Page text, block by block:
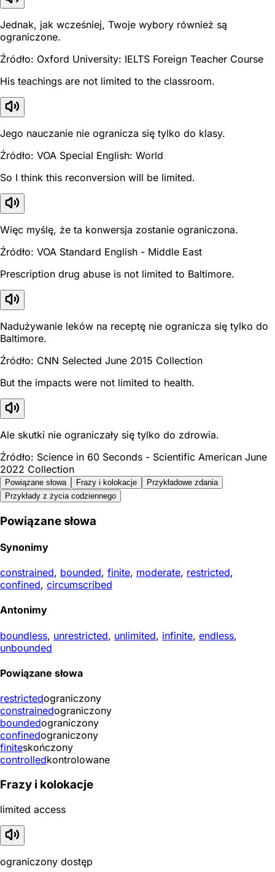
Jednak, jak wcześniej, Twoje wybory również są
ograniczone.
Źródło: Oxford University: IELTS Foreign Teacher Course
His teachings are not limited to the classroom.
Jego nauczanie nie ogranicza się tylko do klasy.
Źródło: VOA Special English: World
So I think this reconversion will be limited.
Więc myślę, że ta konwersja zostanie ograniczona.
Źródło: VOA Standard English - Middle East
Prescription drug abuse is not limited to Baltimore.
Nadużywanie leków na receptę nie ogranicza się tylko do
Baltimore.
Źródło: CNN Selected June 2015 Collection
But the impacts were not limited to health.
Ale skutki nie ograniczały się tylko do zdrowia.
Źródło: Science in 60 Seconds - Scientific American June
2022 Collection
Powiązane słowa Frazy i kolokacje
Przykładowe zdania
Przykłady z życia codziennego
Powiązane słowa
Synonimy
constrained, bounded, finite, moderate, restricted,
confined, circumscribed
Antonimy
boundless, unrestricted, unlimited, infinite, endless,
unbounded
Powiązane słowa
restrictedograniczony
constrainedograniczony
boundedograniczony
confinedograniczony
finiteskończony
controlledkontrolowane
Frazy i kolokacje
limited access
ograniczony dostęp